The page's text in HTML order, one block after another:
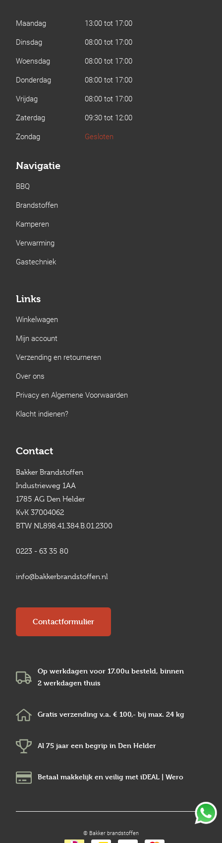
Maandag
13:00 tot 17:00
Dinsdag
08:00 tot 17:00
Woensdag
08:00 tot 17:00
Donderdag
08:00 tot 17:00
Vrijdag
08:00 tot 17:00
Zaterdag
09:30 tot 12:00
Zondag
Gesloten
Navigatie
BBQ
Brandstoffen
Kamperen
Verwarming
Gastechniek
Links
Winkelwagen
Mijn account
Verzending en retourneren
Over ons
Privacy en Algemene Voorwaarden
Klacht indienen?
Contact
Bakker Brandstoffen
Industrieweg 1AA
1785 AG Den Helder
KvK 37004062
BTW NL898.41.384.B.01.2300
0223 - 63 35 80
info@bakkerbrandstoffen.nl
Contactformulier
Op werkdagen voor 17.00u besteld, binnen
2 werkdagen thuis
Gratis verzending v.a. € 100,- bij max. 24 kg
Al 75 jaar een begrip in Den Helder
Betaal makkelijk en veilig met iDEAL | Wero
© Bakker brandstoffen